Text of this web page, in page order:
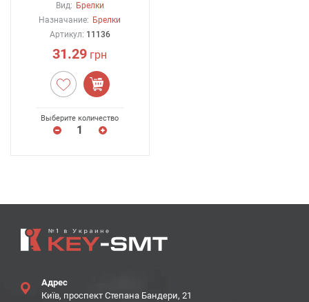
Вид: Брелки
Назначание: Брелки
Артикул: 11136
31.29 грн
Выберите количество
Адрес
Київ, проспект Степана Бандери, 21